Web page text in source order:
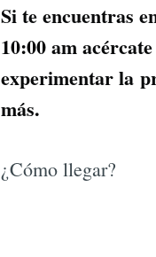
Si te encuentras
10:00 am
experimentar la
más.
¿Cómo llegar?